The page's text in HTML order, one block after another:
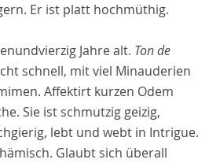
Er ist platt hochmüthig.
Jahre alt. Ton de
schnell, mit viel Minauderien
Affektirt kurzen Odem
Sie ist schmutzig geizig,
lebt und webt in Intrigue.
Glaubt sich überall